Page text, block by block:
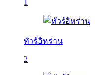
1
ทัวร์อิหร่าน
2